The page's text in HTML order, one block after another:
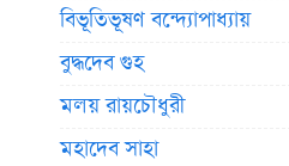
বিভূতিভূষণ বন্দ্যোপাধ্যায়
বুদ্ধদেব গুহ
মলয় রায়চৌধুরী
মহাদেব সাহা